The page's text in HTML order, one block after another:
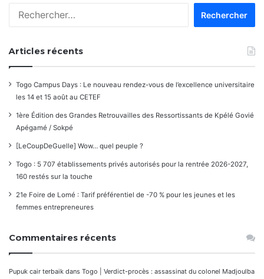
Articles récents
Togo Campus Days : Le nouveau rendez-vous de l’excellence universitaire
les 14 et 15 août au CETEF
1ère Édition des Grandes Retrouvailles des Ressortissants de Kpélé Govié
Apégamé / Sokpé
[LeCoupDeGuelle] Wow… quel peuple ?
Togo : 5 707 établissements privés autorisés pour la rentrée 2026-2027,
160 restés sur la touche
21e Foire de Lomé : Tarif préférentiel de -70 % pour les jeunes et les
femmes entrepreneures
Commentaires récents
Pupuk cair terbaik dans Togo | Verdict-procès : assassinat du colonel Madjoulba